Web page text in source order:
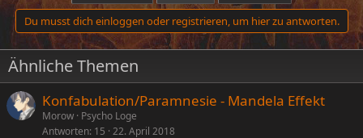
Du musst dich einloggen oder registrieren, um hier zu antworten.
Ähnliche Themen
Konfabulation/Paramnesie - Mandela Effekt
Morow Psycho Loge
Antworten 15 22. April 2018